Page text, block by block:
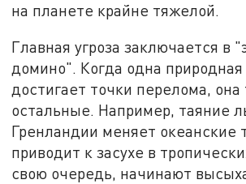
на планете крайне тяжелой.
Главная угроза заключается в
домино". Когда одна природная
достигает точки перелома, она
остальные. Например, таяние
Гренландии меняет океанские
приводит к засухе в
свою очередь, начинают